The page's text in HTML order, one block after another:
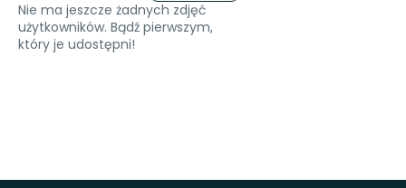
Nie ma jeszcze żadnych zdjęć
użytkowników. Bądź pierwszym,
który je udostępni!